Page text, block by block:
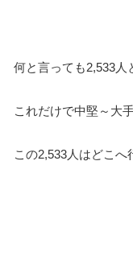
何と言っても2,533人
これだけで中堅～大
この2,533人はどこへ